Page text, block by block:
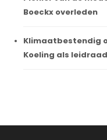
Boeckx overleden
Klimaatbestendig
Koeling als leidraad